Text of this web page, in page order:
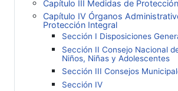
Capítulo III Medidas de Protección
Capítulo IV Órganos
Protección Integral
Sección I Disposiciones
Sección II Consejo Nacional
Niños, Niñas y Adolescentes
Sección III Consejos
Sección IV